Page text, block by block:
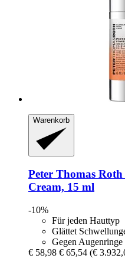
Warenkorb
Peter Thomas Roth
Cream, 15 ml
-10%
Für jeden Hauttyp
Glättet
Gegen Augenringe
€ 58,98 € 65,54 (€